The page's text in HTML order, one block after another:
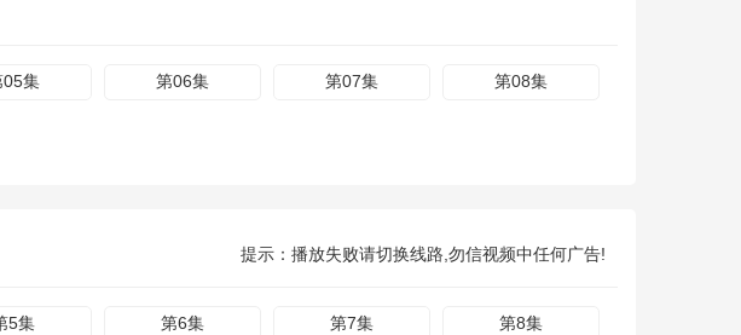
05集 第06集 第07集 第08集
提示：播放失败请切换线路,勿信视频中任何广告!
5集 第6集 第7集 第8集